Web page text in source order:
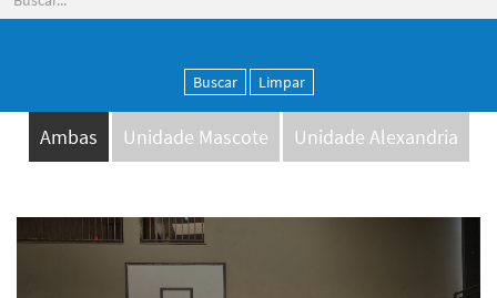
Buscar Limpar
Ambas Unidade Mascote Unidade Alexandria